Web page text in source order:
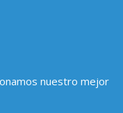
nuestro mejor